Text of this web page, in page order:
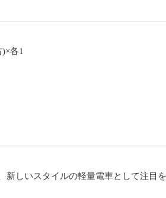
各1
しいスタイルの軽量電車として注目